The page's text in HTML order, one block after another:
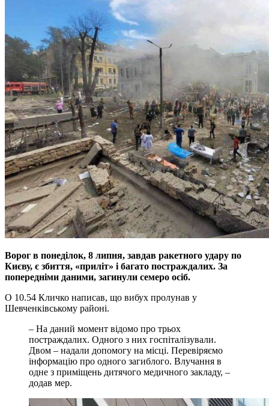
Ворог в понеділок, 8 липня, завдав ракетного удару по
Києву, є збиття, «приліт» і багато постраждалих. За
попередніми даними, загинули семеро осіб.
О 10.54 Кличко написав, що вибух пролунав у
Шевченківському районі.
– На даний момент відомо про трьох
постраждалих. Одного з них госпіталізували.
Двом – надали допомогу на місці. Перевіряємо
інформацію про одного загиблого. Влучання в
одне з приміщень дитячого медичного закладу, –
додав мер.